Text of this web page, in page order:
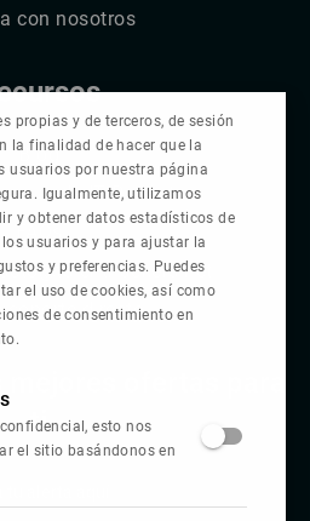
con nosotros
Blog
de IT Recruiters
FAQs
soporte directo
mejores ofertas para
ti
propias y de terceros, de sesión
la finalidad de hacer que la
usuarios por nuestra página
Igualmente, utilizamos
y obtener datos estadísticos de
los usuarios y para ajustar la
y preferencias. Puedes
el uso de cookies, así como
de consentimiento en
esto nos
el sitio basándonos en